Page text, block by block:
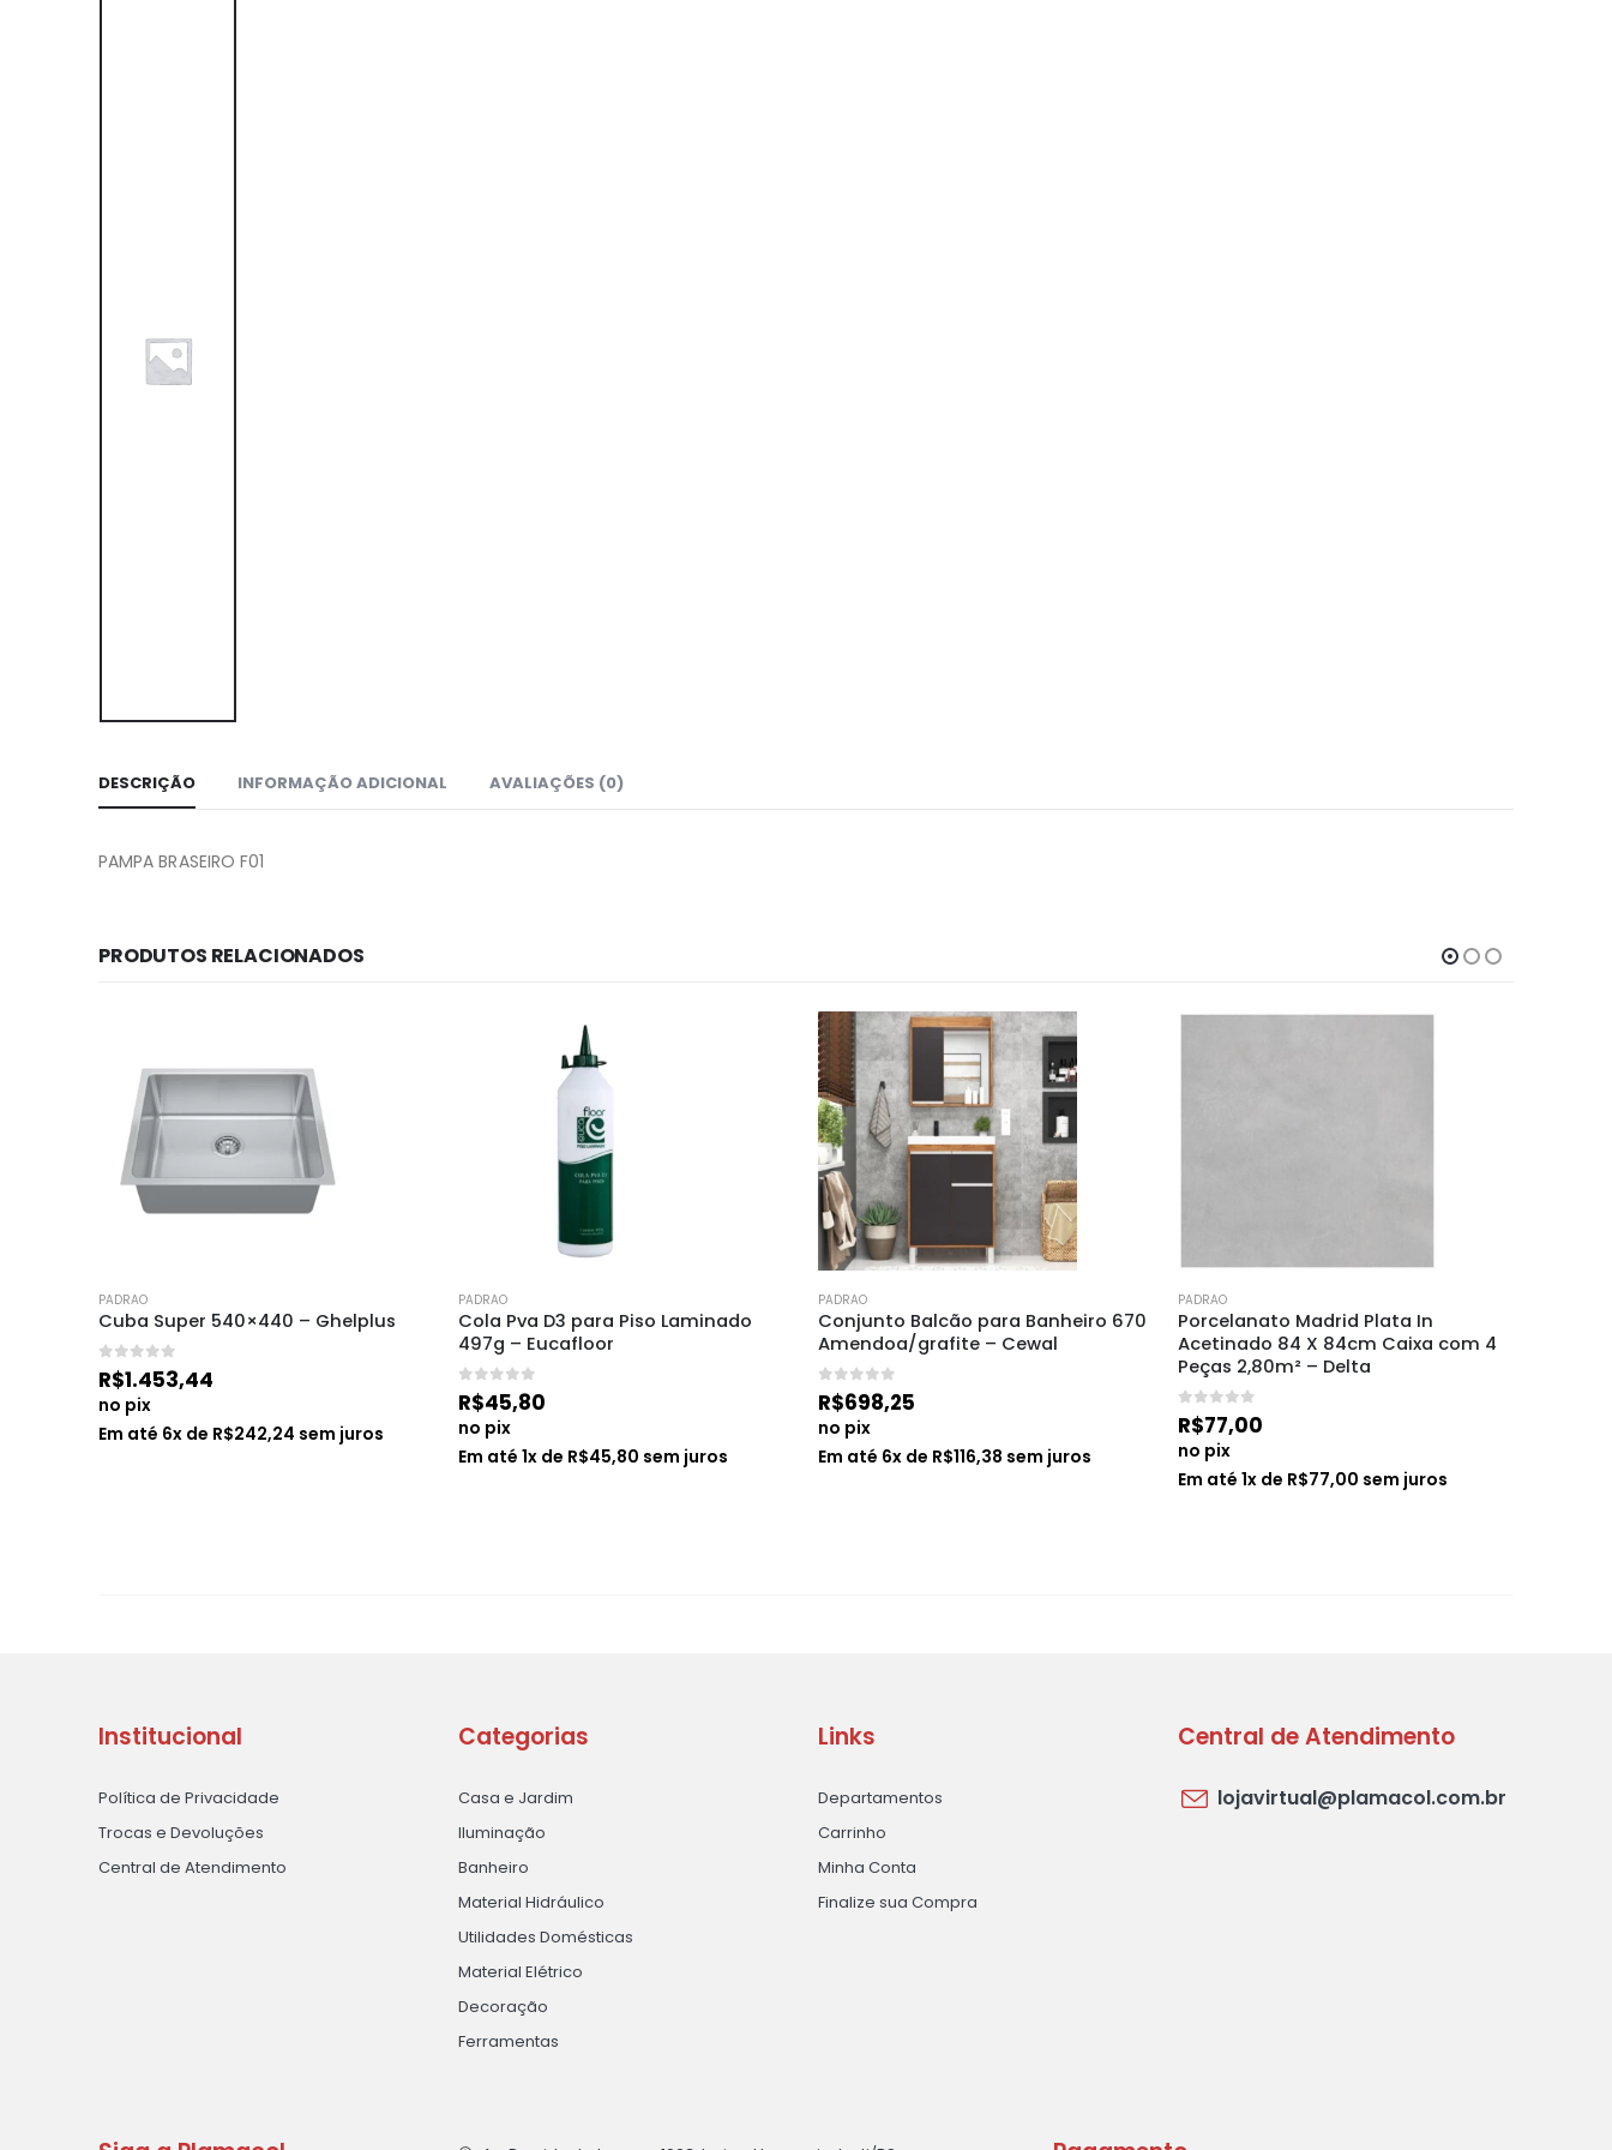
DESCRIÇÃO INFORMAÇÃO ADICIONAL AVALIAÇÕES (0)
PAMPA BRASEIRO F01
PRODUTOS RELACIONADOS
PADRAO
Cola Pva D3 para Piso Laminado
497g – Eucafloor
de 5
R$ 45,80
no pix
PADRAO
Conjunto Balcão para Banheiro 670
Amendoa/grafite – Cewal
de 5
R$698,25
no pix
Em até 6x deR$116,38 sem juros
PADRAO
Porcelanato Madrid Plata In
Acetinado 84 X 84cm Caixa com 4
Peças 2,80m² – Delta
de 5
R$ 77,00
no pix
PADRAO
Válvula de Escoamento Abs –
Ghelplus
0de 5
R$28,10
no pix
Em até
Institucional
Política de Privacidade
Trocas e Devoluções
Central de Atendimento
Categorias
Casa e Jardim
Iluminação
Banheiro
Material Hidráulico
Utilidades Domésticas
Material Elétrico
Decoração
Ferramentas
Links
Departamentos
Carrinho
Minha Conta
Finalize sua Compra
Central de Atendimento
lojavirtual@plamacol.com.br